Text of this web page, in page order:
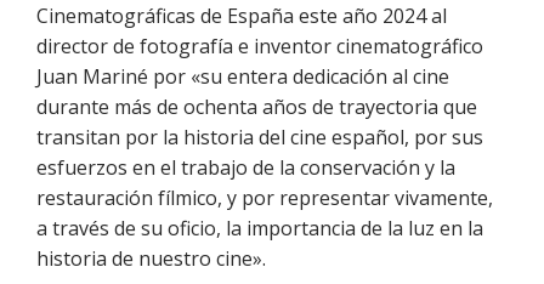
Cinematográficas de España este año 2024 al
director de fotografía e inventor cinematográfico
Juan Mariné por «su entera dedicación al cine
durante más de ochenta años de trayectoria que
transitan por la historia del cine español, por sus
esfuerzos en el trabajo de la conservación y la
restauración fílmico, y por representar vivamente,
a través de su oficio, la importancia de la luz en la
historia de nuestro cine».